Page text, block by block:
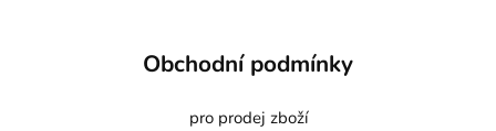
Obchodní podmínky
pro prodej zboží